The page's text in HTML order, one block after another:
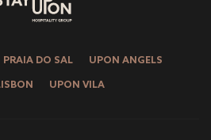
PRAIA DO SAL UPON ANGELS
UPON VILA